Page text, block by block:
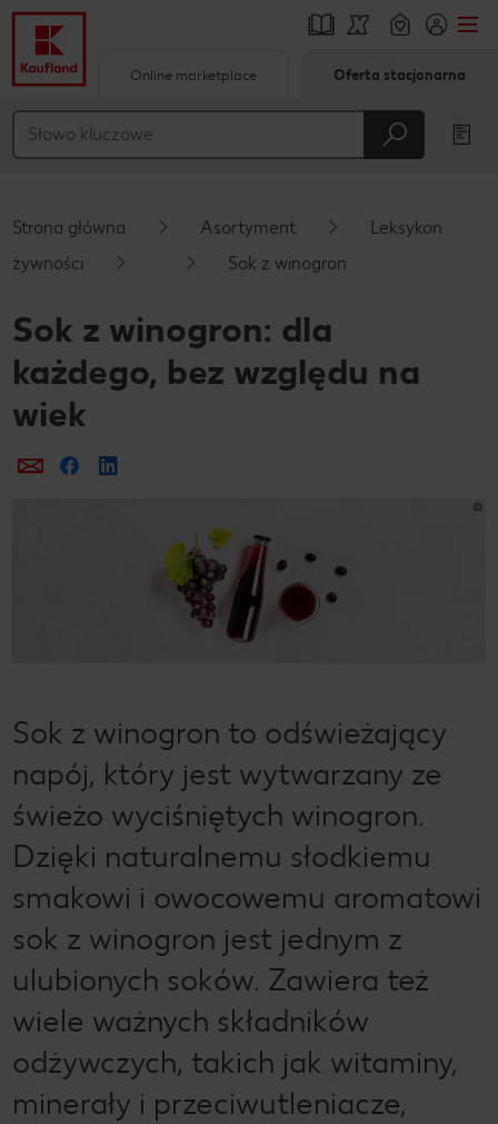
Główna treść
Pływający pasek boczny
Online marketplace Oferta stacjonarna
Strona główna Asortyment
Leksykon
żywności
Sok z winogron
Sok z winogron: dla
każdego, bez względu na
wiek
Prześlij e-mailem
Udostępnij na Facebooku
Sok z winogron to odświeżający
napój, który jest wytwarzany ze
świeżo wyciśniętych winogron.
Dzięki naturalnemu słodkiemu
smakowi i owocowemu aromatowi
sok z winogron jest jednym z
ulubionych soków. Zawiera też
wiele ważnych składników
odżywczych, takich jak witaminy,
minerały i przeciwutleniacze,